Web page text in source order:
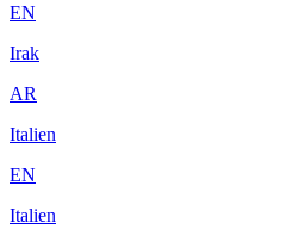
EN
Irak
AR
Italien
EN
Italien